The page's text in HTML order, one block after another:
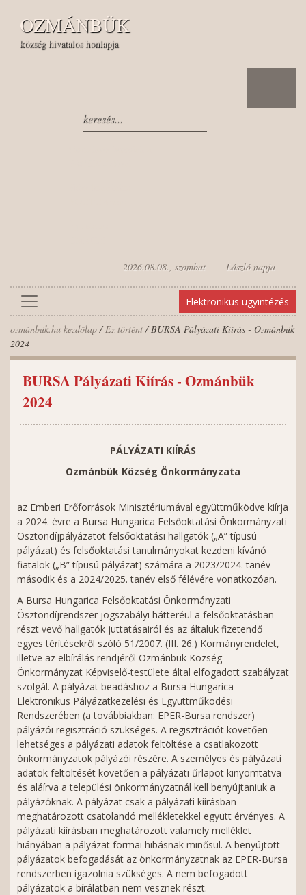
OZMÁNBÜK
község hivatalos honlapja
2026.08.08., szombat László napja
Elektronikus ügyintézés
ozmánbük.hu kezdőlap /Ez történt/ BURSA Pályázati Kiírás - Ozmánbük
2024
BURSA Pályázati Kiírás - Ozmánbük
2024
PÁLYÁZATI KIÍRÁS
Ozmánbük Község Önkormányzata
az Emberi Erőforrások Minisztériumával együttműködve kiírja
a 2024. évre a Bursa Hungarica Felsőoktatási Önkormányzati
Ösztöndíjpályázatot felsőoktatási hallgatók („A” típusú
pályázat) és felsőoktatási tanulmányokat kezdeni kívánó
fiatalok („B” típusú pályázat) számára a 2023/2024. tanév
második és a 2024/2025. tanév első félévére vonatkozóan.
A Bursa Hungarica Felsőoktatási Önkormányzati
Ösztöndíjrendszer jogszabályi hátteréül a felsőoktatásban
részt vevő hallgatók juttatásairól és az általuk fizetendő
egyes térítésekről szóló 51/2007. (III. 26.) Kormányrendelet,
illetve az elbírálás rendjéről Ozmánbük Község
Önkormányzat Képviselő-testülete által elfogadott szabályzat
szolgál. A pályázat beadáshoz a Bursa Hungarica
Elektronikus Pályázatkezelési és Együttműködési
Rendszerében (a továbbiakban: EPER-Bursa rendszer)
pályázói regisztráció szükséges. A regisztrációt követően
lehetséges a pályázati adatok feltöltése a csatlakozott
önkormányzatok pályázói részére. A személyes és pályázati
adatok feltöltését követően a pályázati űrlapot kinyomtatva
és aláírva a települési önkormányzatnál kell benyújtaniuk a
pályázóknak. A pályázat csak a pályázati kiírásban
meghatározott csatolandó mellékletekkel együtt érvényes. A
pályázati kiírásban meghatározott valamely melléklet
hiányában a pályázat formai hibásnak minősül. A benyújtott
pályázatok befogadását az önkormányzatnak az EPER-Bursa
rendszerben igazolnia szükséges. A nem befogadott
pályázatok a bírálatban nem vesznek részt.